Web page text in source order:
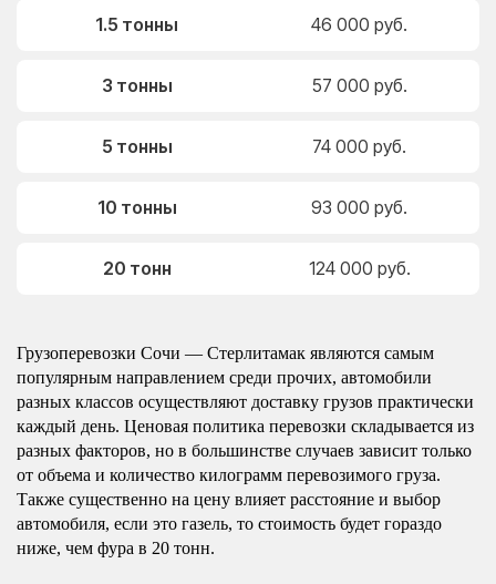
1.5 тонны 46 000 руб.
3 тонны 57 000 руб.
5 тонны 74 000 руб.
10 тонны 93 000 руб.
20 тонн 124 000 руб.
Грузоперевозки Сочи — Стерлитамак являются самым
популярным направлением среди прочих, автомобили
разных классов осуществляют доставку грузов практически
каждый день. Ценовая политика перевозки складывается из
разных факторов, но в большинстве случаев зависит только
от объема и количество килограмм перевозимого груза.
Также существенно на цену влияет расстояние и выбор
автомобиля, если это газель, то стоимость будет гораздо
ниже, чем фура в 20 тонн.